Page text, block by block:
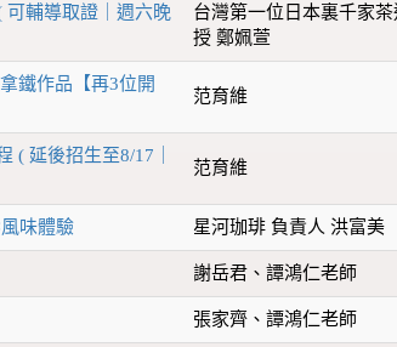
可輔導取證｜週六晚
台灣第一位日本裏千家
授 鄭姵萱
鐵作品【再3位開
范育維
( 延後招生至8/17｜
范育維
味體驗 星河珈琲 負責人 洪富美
謝岳君、譚鴻仁老師
張家齊、譚鴻仁老師